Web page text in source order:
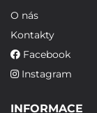
O nás
Kontakty
Facebook
Instagram
INFORMACE